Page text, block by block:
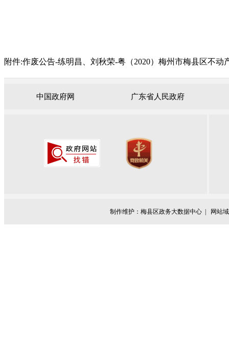
附件:作废公告-练明昌、刘秋荣-粤（2020）梅州市梅县区不动
中国政府网 广东省人民政府
制作维护：梅县区政务大数据中心 | 网站